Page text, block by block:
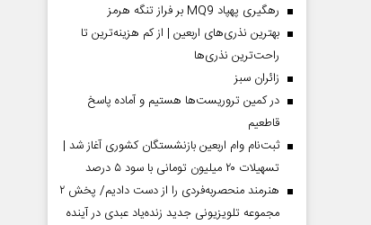
رهگیری پهپاد MQ9 بر فراز تنگه هرمز
بهترین نذری‌های اربعین | از کم هزینه‌ترین تا
راحت‌ترین نذری‌ها
‌زائران سبز
در کمین تروریست‌ها هستیم و آماده پاسخ
قاطعیم
ثبت‌نام وام اربعین بازنشستگان کشوری آغاز شد |
تسهیلات ۲۰ میلیون تومانی با سود ۵ درصد
هنرمند منحصر‌به‌فردی را از دست دادیم/ پخش ۲
مجموعه تلویزیونی جدید زنده‌یاد عبدی در آینده